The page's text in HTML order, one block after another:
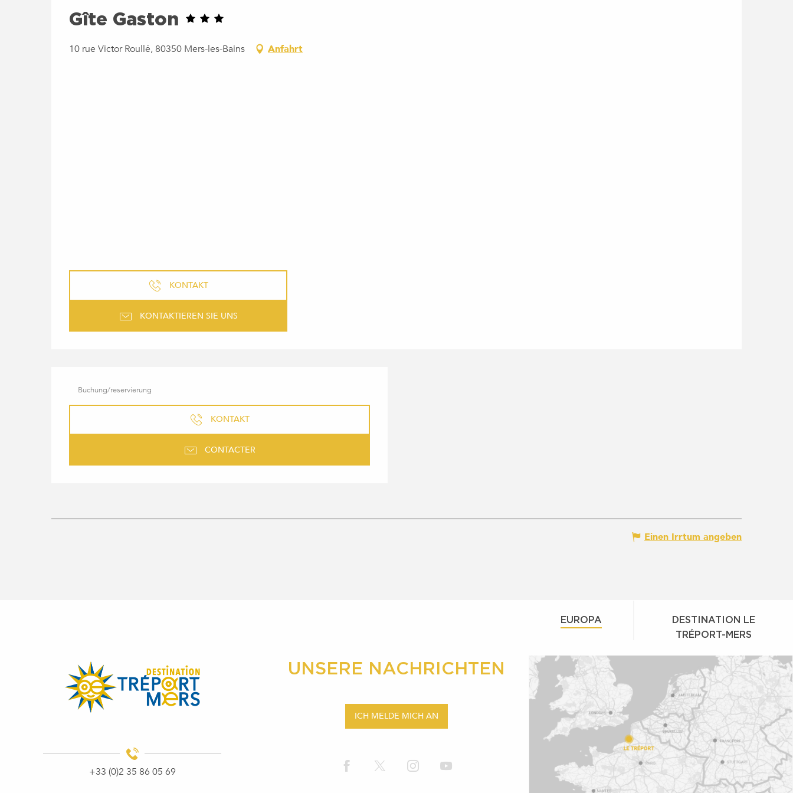
Gîte Gaston
10 rue Victor Roullé, 80350 Mers-les-Bains Anfahrt
KONTAKT
KONTAKTIEREN SIE UNS
Buchung/reservierung
KONTAKT
CONTACTER
Einen Irrtum angeben
+33 (0)2 35 86 05 69
UNSERE NACHRICHTEN
ICH MELDE MICH AN
EUROPA
DESTINATION LE
TRÉPORT-MERS